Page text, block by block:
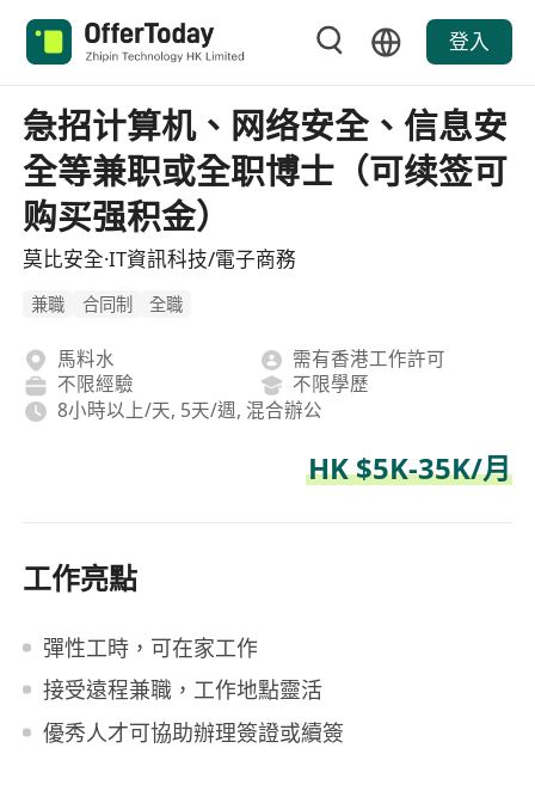
登入
急招计算机、网络安全、信息安
全等兼职或全职博士（可续签可
购买强积金）
莫比安全·IT資訊科技/電子商務
兼職 合同制 全職
馬料水
需有香港工作許可
不限經驗
不限學歷
8小時以上/天, 5天/週, 混合辦公
HK $5K-35K/月
工作亮點
彈性工時，可在家工作
接受遠程兼職，工作地點靈活
優秀人才可協助辦理簽證或續簽